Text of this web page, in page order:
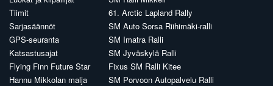
Tiimit
Sarjasäännöt
GPS-seuranta
Katsastusajat
Flying Finn Future Star
Hannu Mikkolan malja
61. Arctic Lapland Rally
SM Auto Sorsa Riihimäki-ralli
SM Imatra Ralli
SM Jyväskylä Ralli
Fixus SM Ralli Kitee
SM Porvoon Autopalvelu Ralli